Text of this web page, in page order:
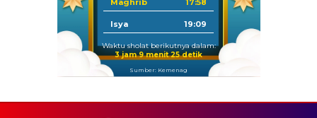
Maghrib 17:58
Isya 19:09
Waktu sholat berikutnya dalam:
3 jam 9 menit 25 detik
Sumber: Kemenag